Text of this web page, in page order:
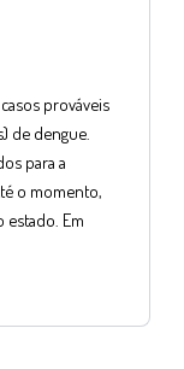
prováveis
de dengue.
para a
o momento,
Em